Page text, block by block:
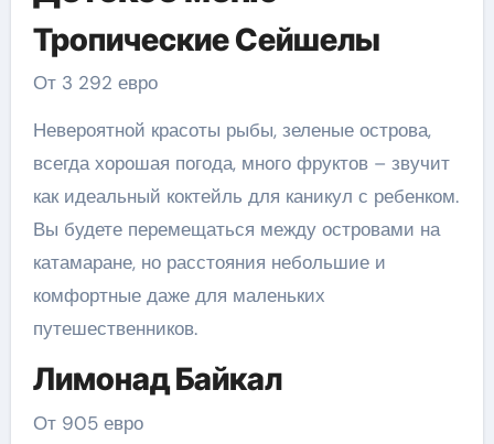
Тропические Сейшелы
От 3 292 евро
Невероятной красоты рыбы, зеленые острова,
всегда хорошая погода, много фруктов – звучит
как идеальный коктейль для каникул с ребенком.
Вы будете перемещаться между островами на
катамаране, но расстояния небольшие и
комфортные даже для маленьких
путешественников.
Лимонад Байкал
От 905 евро